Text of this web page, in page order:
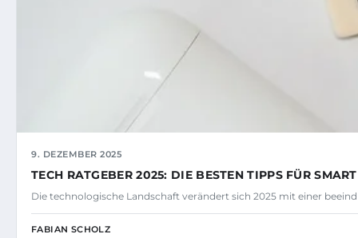
9. DEZEMBER 2025
TECH RATGEBER 2025: DIE BESTEN TIPPS FÜR
Die technologische Landschaft verändert sich 2025 mit einer
FABIAN SCHOLZ